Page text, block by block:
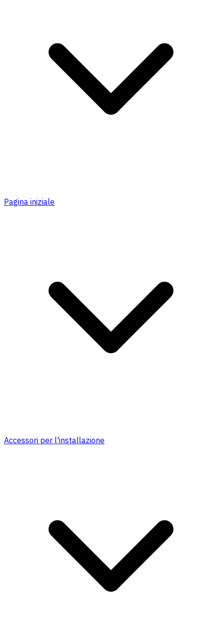
Pagina iniziale
Accessori per l'installazione